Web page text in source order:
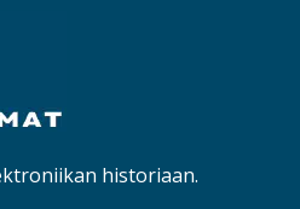
historiaan.